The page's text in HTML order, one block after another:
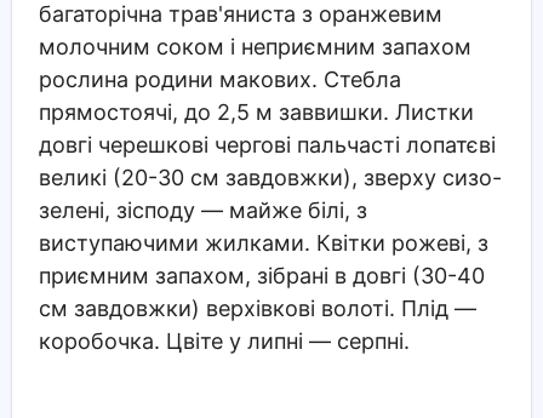
багаторічна трав'яниста з оранжевим
молочним соком і неприємним запахом
рослина родини макових. Стебла
прямостоячі, до 2,5 м заввишки. Листки
довгі черешкові чергові пальчасті лопатєві
великі (20-30 см завдовжки), зверху сизо-
зелені, зісподу — майже білі, з
виступаючими жилками. Квітки рожеві, з
приємним запахом, зібрані в довгі (30-40
см завдовжки) верхівкові волоті. Плід —
коробочка. Цвіте у липні — серпні.